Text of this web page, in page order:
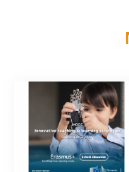
Páginas